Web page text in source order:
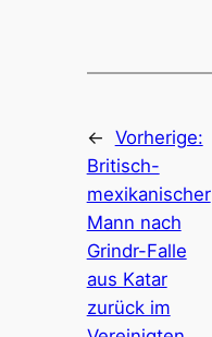
← Vorherige:
Britisch-
mexikanischer
Mann nach
Grindr-Falle
aus Katar
zurück im